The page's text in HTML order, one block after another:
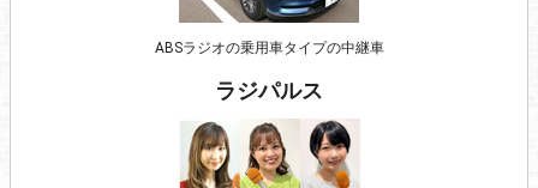
ABSラジオの乗用車タイプの中継車
ラジパルス